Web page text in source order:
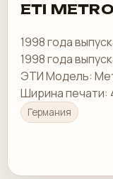
ETI
1998 года
1998 года
ЭТИ Модель:
Ширина печати:
оборудование
Германия